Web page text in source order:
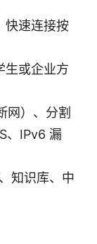
快速连接按
生或企业方
网）、分割
、IPv6 漏
知识库、中